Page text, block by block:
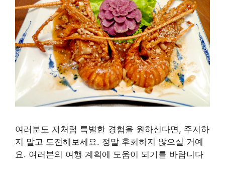
여러분도 저처럼 특별한 경험을 원하신다면, 주저하
지 말고 도전해보세요. 정말 후회하지 않으실 거예
요. 여러분의 여행 계획에 도움이 되기를 바랍니다